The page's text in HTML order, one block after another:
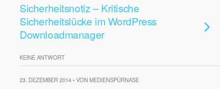
Sicherheitsnotiz – Kritische
Sicherheitslücke im WordPress
Downloadmanager
KEINE ANTWORT
23. DEZEMBER 2014 • VON MEDIENSPÜRNASE